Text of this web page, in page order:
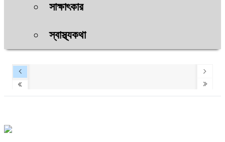
সাক্ষাৎকার
স্বাস্থ্যকথা